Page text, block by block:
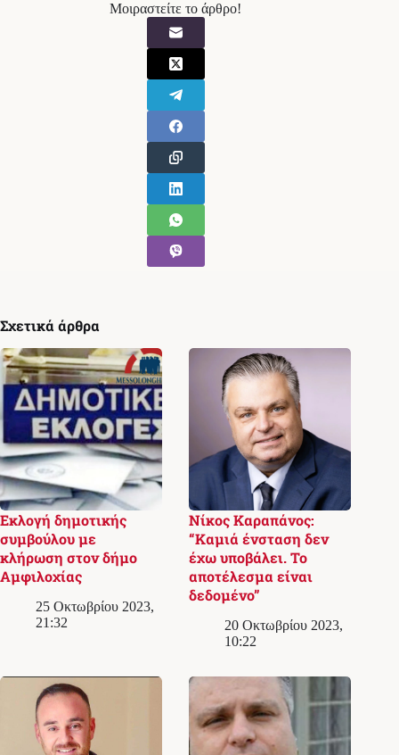
Μοιραστείτε το άρθρο!
Σχετικά άρθρα
Εκλογή δημοτικής
συμβούλου με
κλήρωση στον δήμο
Αμφιλοχίας
25 Οκτωβρίου 2023,
21:32
Νίκος Καραπάνος:
“Καμιά ένσταση δεν
έχω υποβάλει. Το
αποτέλεσμα είναι
δεδομένο”
20 Οκτωβρίου 2023,
10:22